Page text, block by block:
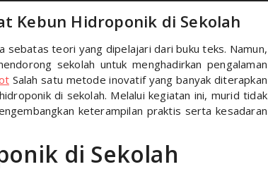
Kebun Hidroponik di Sekolah
sebatas teori yang dipelajari dari buku teks. Namun,
sekolah untuk menghadirkan pengalaman
Salah satu metode inovatif yang banyak diterapkan
di sekolah. Melalui kegiatan ini, murid tidak
keterampilan praktis serta kesadaran
di Sekolah